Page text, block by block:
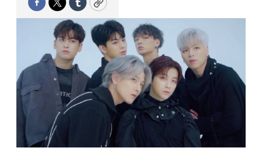
Facebook
TwitterTumblrCopy